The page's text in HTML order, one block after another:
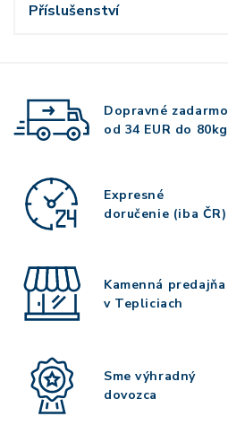
Příslušenství
Dopravné zadarmo
od 34 EUR do 80kg
Expresné
doručenie (iba ČR)
Kamenná predajňa
v Tepliciach
Sme výhradný
dovozca